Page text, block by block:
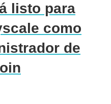
listo para
como
de